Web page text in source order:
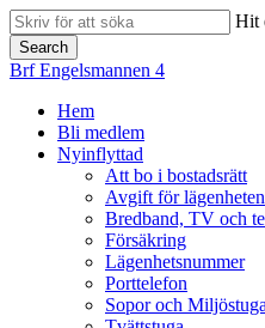
Skip
to
main
content
Hit
Search
Close
Brf Engelsmannen 4
search
Menu
Hem
Bli medlem
Nyinflyttad
Att bo i bostadsrätt
Avgift för lägenheten
Bredband, TV och
Försäkring
Lägenhetsnummer
Porttelefon
Sopor och Miljöstuga